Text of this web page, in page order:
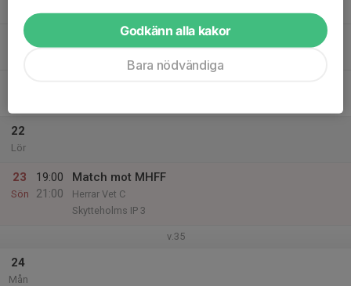
20
22
Lör
23
Sön
19:00
21:00
Match mot MHFF
Herrar Vet C
Skytteholms IP 3
v.35
24
Mån
Godkänn alla kakor
Bara nödvändiga